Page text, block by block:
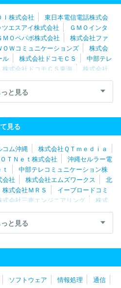
Ｉ株式会社
東日本電信電話株式会
ツエスアイ株式会社
ＧＭＯインタ
ＭＯペパボ株式会社
株式会社ファ
Ｗコミュニケーションズ
株式会
ル 株式会社ドコモＣＳ
中部テレ
株式会社ドコモＣＳ東海
株式会社
沖縄セルラー電話株式会社
株式会
会社モトシマ
株式会社アイ・ピ
ト株式会社
株式会社トップライン
コモビジネス株式会社
っと見る
見る
コム沖縄
株式会社ＱＴｍｅｄｉａ
ＯＴＮｅｔ株式会社
沖縄セルラー電
中部テレコミュニケーション株
会社 株式会社エムズワークス
北
株式会社ＭＲＳ
イーブロードコミ
式会社三恵エンジニアリング
株式
株式会社かんでんＣＳフォーラ
会社つなぐネットコミュニケーション
電話株式会社（NTT西日本）
株式
グローバルキャスト
社ＮＴＴ東日本－北海道
北海道総
っと見る
ソフトウェア 情報処理
通信